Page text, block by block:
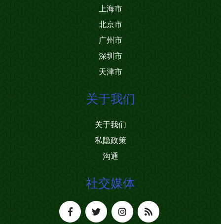
上海市
北京市
广州市
深圳市
天津市
关于我们
关于我们
私隐政策
沟通
社交媒体